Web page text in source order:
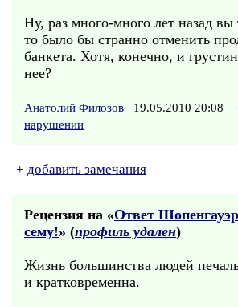
Ну, раз много-много лет назад вы
то было бы странно отменить
банкета. Хотя, конечно, и
нее?
Анатолий Филозов 19.05.2010 20:08
нарушении
+ добавить замечания
Рецензия на «Ответ
сему!» (профиль удален)
Жизнь большинства людей
и кратковременна.